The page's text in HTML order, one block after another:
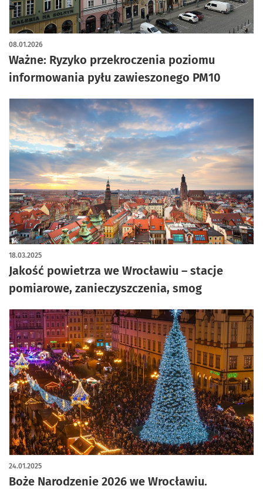
Ważne: Ryzyko przekroczenia poziomu
informowania pyłu zawieszonego PM10
08.01.2026
Jakość powietrza we Wrocławiu – stacje
pomiarowe, zanieczyszczenia, smog
18.03.2025
Boże Narodzenie 2026 we Wrocławiu.
24.01.2025